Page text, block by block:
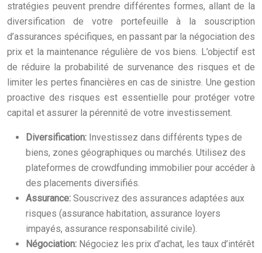
stratégies peuvent prendre différentes formes, allant de la
diversification de votre portefeuille à la souscription
d’assurances spécifiques, en passant par la négociation des
prix et la maintenance régulière de vos biens. L’objectif est
de réduire la probabilité de survenance des risques et de
limiter les pertes financières en cas de sinistre. Une gestion
proactive des risques est essentielle pour protéger votre
capital et assurer la pérennité de votre investissement.
Diversification: Investissez dans différents types de
biens, zones géographiques ou marchés. Utilisez des
plateformes de crowdfunding immobilier pour accéder à
des placements diversifiés.
Assurance: Souscrivez des assurances adaptées aux
risques (assurance habitation, assurance loyers
impayés, assurance responsabilité civile).
Négociation: Négociez les prix d’achat, les taux d’intérêt